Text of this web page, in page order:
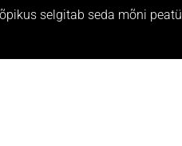
selgitab seda mõni